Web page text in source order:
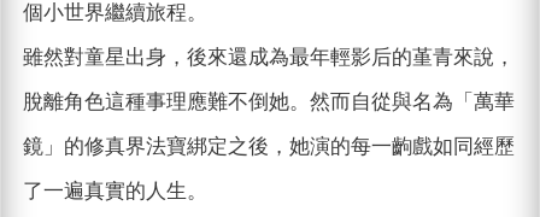
個小世界繼續旅程。
雖然對童星出身，後來還成為最年輕影后的堇青來說，
脫離角色這種事理應難不倒她。然而自從與名為「萬華
鏡」的修真界法寶綁定之後，她演的每一齣戲如同經歷
了一遍真實的人生。